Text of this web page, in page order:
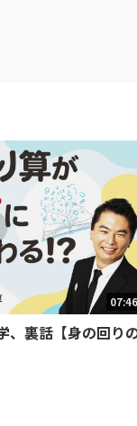
07:46
、裏話【身の回り